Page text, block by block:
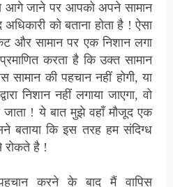
आगे जाने पर आपको अपने सामान
को बताना होता है ! ऐसा
और सामान पर एक निशान लगा
करता है कि उक्त सामान
की पहचान नहीं होगी, या
निशान नहीं लगाया जाएगा, वो
जाता ! ये बात मुझे वहाँ मौजूद एक
बताया कि इस तरह हम संदिग्ध
रोकते है !
करने के बाद मैं वापिस